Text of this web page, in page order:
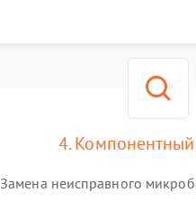
4.
Замена неисправного